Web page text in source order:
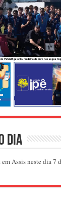
dia
Assis neste dia 7